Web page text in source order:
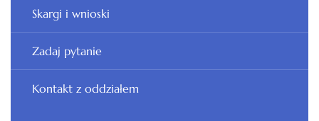
Skargi i wnioski
Zadaj pytanie
Kontakt z oddziałem